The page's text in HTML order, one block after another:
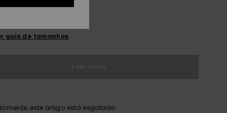
guia de tamanhos
este artigo está esgotado.